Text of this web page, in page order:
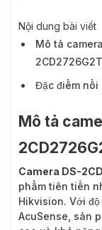
Nội dung bài viết
Mô tả
Đặc điểm nổi
Mô tả
Camera DS-
phẩm tiên tiến
Hikvision. Với
AcuSense, sản